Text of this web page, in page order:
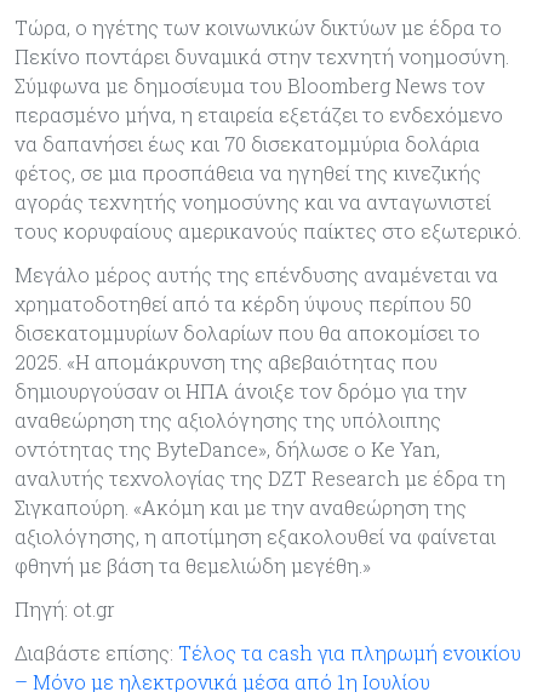
Τώρα, ο ηγέτης των κοινωνικών δικτύων με έδρα το
Πεκίνο ποντάρει δυναμικά στην τεχνητή νοημοσύνη.
Σύμφωνα με δημοσίευμα του Bloomberg News τον
περασμένο μήνα, η εταιρεία εξετάζει το ενδεχόμενο
να δαπανήσει έως και 70 δισεκατομμύρια δολάρια
φέτος, σε μια προσπάθεια να ηγηθεί της κινεζικής
αγοράς τεχνητής νοημοσύνης και να ανταγωνιστεί
τους κορυφαίους αμερικανούς παίκτες στο εξωτερικό.
Μεγάλο μέρος αυτής της επένδυσης αναμένεται να
χρηματοδοτηθεί από τα κέρδη ύψους περίπου 50
δισεκατομμυρίων δολαρίων που θα αποκομίσει το
2025. «Η απομάκρυνση της αβεβαιότητας που
δημιουργούσαν οι ΗΠΑ άνοιξε τον δρόμο για την
αναθεώρηση της αξιολόγησης της υπόλοιπης
οντότητας της ByteDance», δήλωσε ο Ke Yan,
αναλυτής τεχνολογίας της DZT Research με έδρα τη
Σιγκαπούρη. «Ακόμη και με την αναθεώρηση της
αξιολόγησης, η αποτίμηση εξακολουθεί να φαίνεται
φθηνή με βάση τα θεμελιώδη μεγέθη.»
Πηγή: ot.gr
Διαβάστε επίσης: Τέλος τα cash για πληρωμή ενοικίου
– Μόνο με ηλεκτρονικά μέσα από 1η Ιουλίου